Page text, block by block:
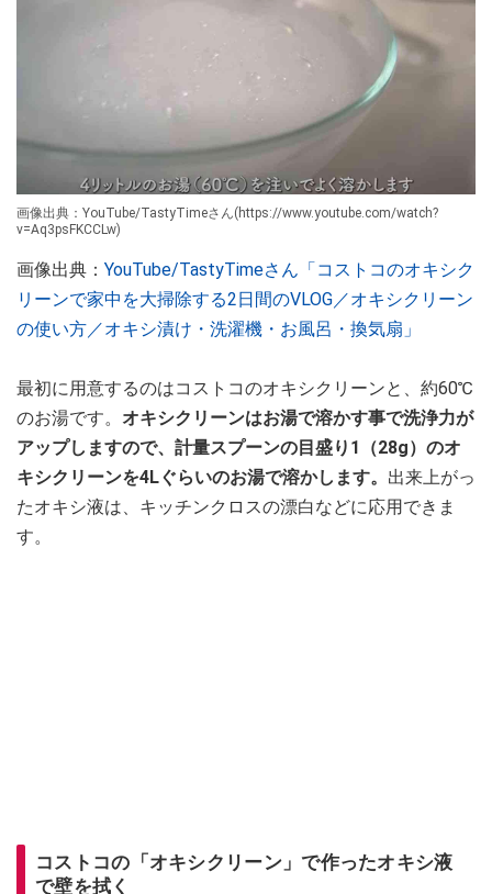
画像出典：YouTube/TastyTimeさん(https://www.youtube.com/watch?
v=Aq3psFKCCLw)
画像出典： YouTube/TastyTimeさん「コストコのオキシク
リーンで家中を大掃除する2日間のVLOG／オキシクリーン
の使い方／オキシ漬け・洗濯機・お風呂・換気扇」
最初に用意するのはコストコのオキシクリーンと、約60℃
のお湯です。 オキシクリーンはお湯で溶かす事で洗浄力が
アップしますので、計量スプーンの目盛り1（28g）のオ
キシクリーンを4Lぐらいのお湯で溶かします。 出来上がっ
たオキシ液は、キッチンクロスの漂白などに応用できま
す。
コストコの「オキシクリーン」で作ったオキシ液
で壁を拭く